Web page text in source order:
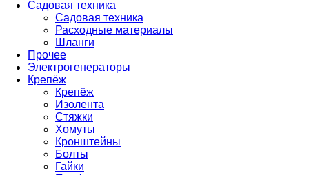
Садовая техника
Садовая техника
Расходные материалы
Шланги
Прочее
Электрогенераторы
Крепёж
Крепёж
Изолента
Стяжки
Хомуты
Кронштейны
Болты
Гайки